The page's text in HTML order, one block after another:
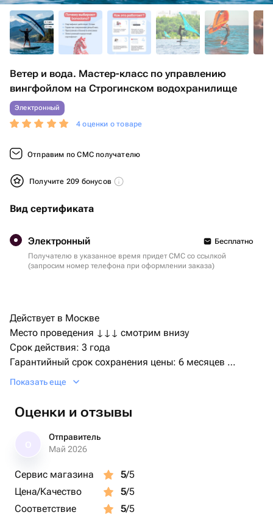
Ветер и вода. Мастер-класс по управлению
вингфойлом на Строгинском водохранилище
Электронный
4 оценки о товаре
Отправим по СМС получателю
Получите 209 бонусов
Вид сертификата
Электронный
Бесплатно
Получателю в указанное время придет СМС со ссылкой
(запросим номер телефона при оформлении заказа)
Действует в Москве
Место проведения ↓↓↓ смотрим внизу
Срок действия: 3 года
Гарантийный срок сохранения цены: 6 месяцев
Бренд: bonodono | Россия | подарки и впечатления
Доставка через СМС
✓ Место: любая точка Мира
✓ Сертификат bonodono в электронном виде,
указанному получателю
✓ Цена доставки: бесплатно 0 руб.
✓ Формат доставки: файл .pdf
Показать еще
Оценки и отзывы
Отправитель
Май 2026
Сервис магазина 5/5
Цена/Качество
5/5
Соответствие
5/5